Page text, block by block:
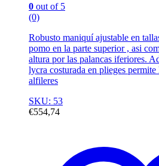
0 out of 5
(0)
Robusto maniquí ajustable en
pomo en la parte superior , asi
altura por las palancas iferiores.
lycra costurada en plieges
alfileres
SKU: 53
€554,74